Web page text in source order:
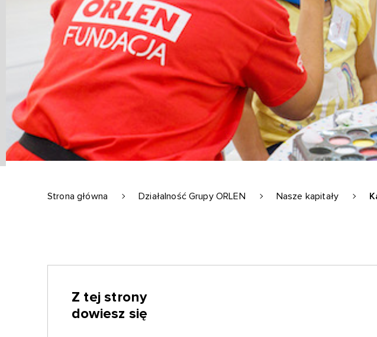
Strona główna Działalność Grupy ORLEN Nasze kapitały
Z tej strony
dowiesz się